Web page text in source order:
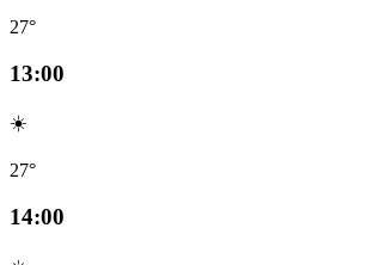
27°
13:00
☀️
27°
14:00